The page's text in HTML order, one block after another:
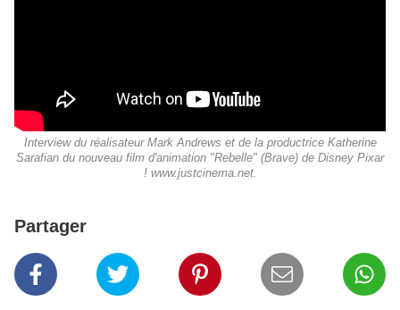
Interview du réalisateur Mark Andrews et de la productrice Katherine
Sarafian du nouveau film d'animation "Rebelle" (Brave) de Disney Pixar
! www.justcinema.net.
Partager